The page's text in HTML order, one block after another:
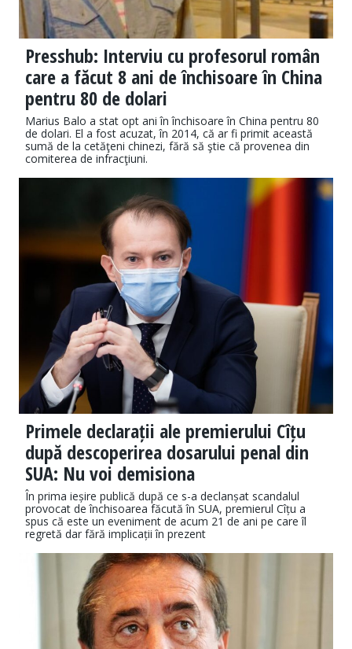
Presshub: Interviu cu profesorul român
care a făcut 8 ani de închisoare în China
pentru 80 de dolari
Marius Balo a stat opt ani în închisoare în China pentru 80
de dolari. El a fost acuzat, în 2014, că ar fi primit această
sumă de la cetăţeni chinezi, fără să ştie că provenea din
comiterea de infracţiuni.
Primele declarații ale premierului Cîțu
după descoperirea dosarului penal din
SUA: Nu voi demisiona
În prima ieșire publică după ce s-a declanșat scandalul
provocat de închisoarea făcută în SUA, premierul Cîțu a
spus că este un eveniment de acum 21 de ani pe care îl
regretă dar fără implicații în prezent